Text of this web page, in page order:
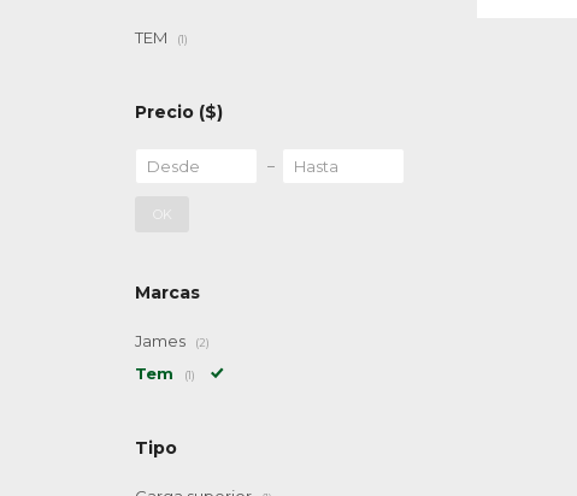
TEM (1)
Precio ($)
OK
Marcas
James (2)
Tem (1)
Tipo